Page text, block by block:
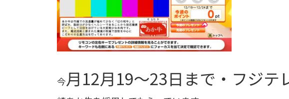
今月12月19～23日まで・フジテ